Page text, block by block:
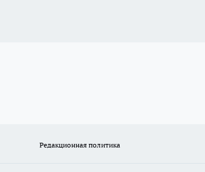
Редакционная политика